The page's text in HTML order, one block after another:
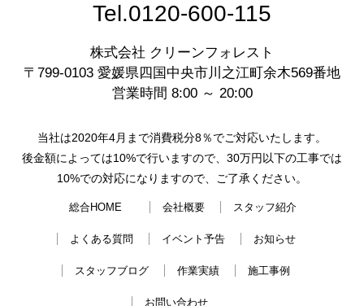
Tel.0120-600-115
株式会社 クリーンフォレスト
〒799-0103 愛媛県四国中央市川之江町余木569番地
営業時間 8:00 ～ 20:00
当社は2020年4月まで消費税分8％でご対応いたします。
後金額によっては10%で行いますので、30万円以下の工事では
10%での対応になりますので、ご了承ください。
総合HOME 会社概要 スタッフ紹介
よくある質問 イベント予告 お知らせ
スタッフブログ 作業実績 施工事例
お問い合わせ